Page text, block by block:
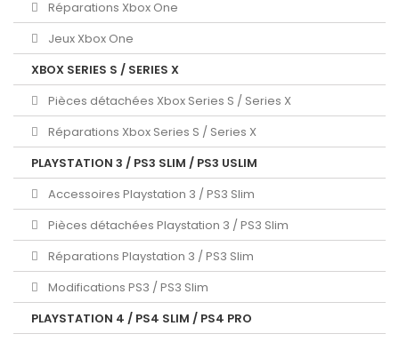
Réparations Xbox One
Jeux Xbox One
XBOX SERIES S / SERIES X
Pièces détachées Xbox Series S / Series X
Réparations Xbox Series S / Series X
PLAYSTATION 3 / PS3 SLIM / PS3 USLIM
Accessoires Playstation 3 / PS3 Slim
Pièces détachées Playstation 3 / PS3 Slim
Réparations Playstation 3 / PS3 Slim
Modifications PS3 / PS3 Slim
PLAYSTATION 4 / PS4 SLIM / PS4 PRO